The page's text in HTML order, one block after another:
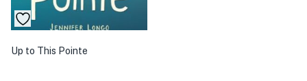
Up to This Pointe